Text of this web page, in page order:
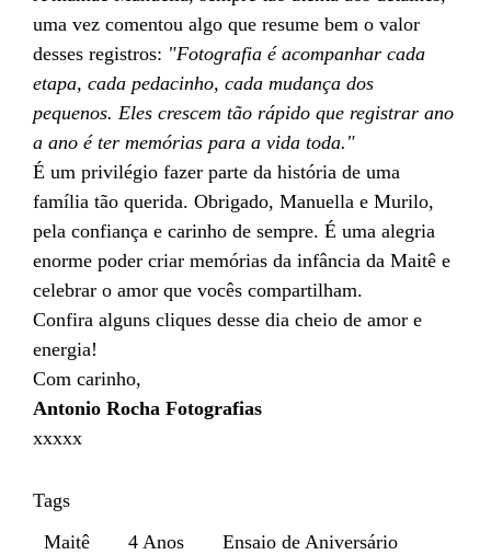
uma vez comentou algo que resume bem o valor
desses registros: "Fotografia é acompanhar cada
etapa, cada pedacinho, cada mudança dos
pequenos. Eles crescem tão rápido que registrar ano
a ano é ter memórias para a vida toda."
É um privilégio fazer parte da história de uma
família tão querida. Obrigado, Manuella e Murilo,
pela confiança e carinho de sempre. É uma alegria
enorme poder criar memórias da infância da Maitê e
celebrar o amor que vocês compartilham.
Confira alguns cliques desse dia cheio de amor e
energia!
Com carinho,
Antonio Rocha Fotografias
xxxxx
Tags
Maitê
4 Anos
Ensaio de Aniversário